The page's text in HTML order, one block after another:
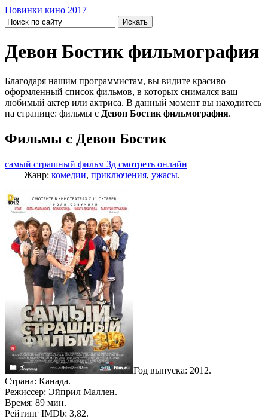
Новинки кино 2017
Девон Бостик фильмография
Благодаря нашим программистам, вы видите красиво
оформленный список фильмов, в которых снимался ваш
любимый актер или актриса. В данный момент вы находитесь
на странице: фильмы с Девон Бостик фильмография.
Фильмы с Девон Бостик
самый страшный фильм 3д смотреть онлайн
Жанр: комедии, приключения, ужасы.
Год выпуска: 2012.
Страна: Канада.
Режиссер: Эйприл Маллен.
Время: 89 мин.
Рейтинг IMDb: 3,82.